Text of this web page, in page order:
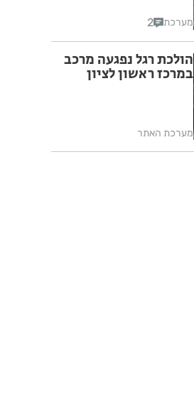
מערכת 2
הולכת רגל נפגעה מרכב
במרכז ראשון לציון
מערכת האתר